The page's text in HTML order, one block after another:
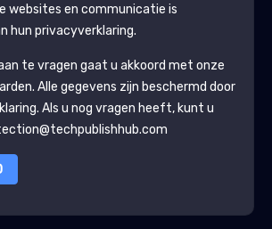
websites en communicatie is
hun privacyverklaring.
te vragen gaat u akkoord met onze
Alle gegevens zijn beschermd door
. Als u nog vragen heeft, kunt u